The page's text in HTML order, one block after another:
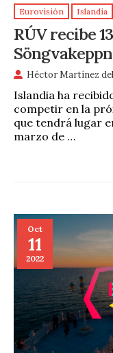
Eurovisión Islandia
RÚV recibe
Héctor Martínez
Islandia ha
competir en la
que tendrá lugar
marzo de …
Oct
11
2022